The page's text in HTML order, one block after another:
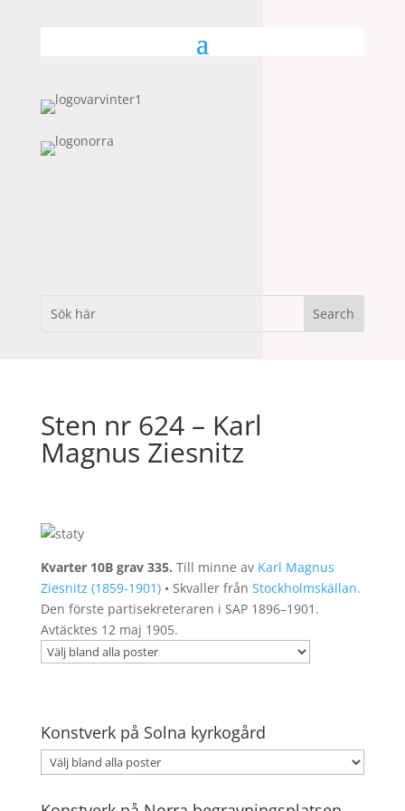
Sten nr 624 – Karl
Magnus Ziesnitz
Kvarter 10B grav 335. Till minne av Karl Magnus
Ziesnitz (1859-1901)• Skvaller från Stockholmskällan.
Den förste partisekreteraren i SAP 1896–1901.
Avtäcktes 12 maj 1905.
Konstverk på Solna kyrkogård